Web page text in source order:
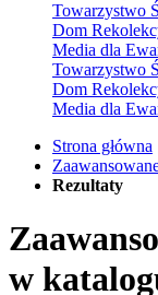
Towarzystwo
Dom
Media dla
Towarzystwo
Dom
Media dla
Strona główna
Rezultaty
w